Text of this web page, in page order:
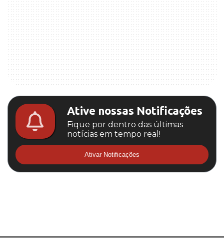
Ative nossas Notificações
Fique por dentro das últimas
notícias em tempo real!
Ativar Notificações